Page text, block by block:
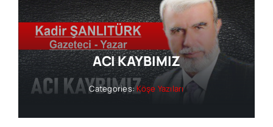
ACI KAYBIMIZ
Categories:Köşe Yazıları